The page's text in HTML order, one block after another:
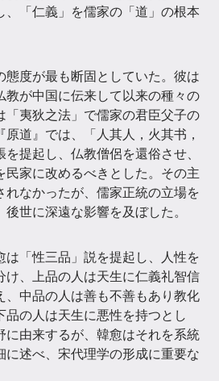
、「仁義」を儒家の「道」の根本
態度が最も断固としていた。彼は
教が中国に伝来して以来の種々の
「夷狄之法」で儒家の君臣父子の
道』では、「人其人，火其书，
提起し、仏教僧侶を還俗させ、
民家に改めるべきとした。その主
れなかったが、儒家正統の立場を
世に深遠な影響を及ぼした。
は「性三品」説を提起し、人性を
け、上品の人は天生に仁義礼智信
、中品の人は善も不善もあり教化
品の人は天生に悪性を持つとし
に由来するが、韓愈はそれを系統
に述べ、宋代理学の形成に重要な